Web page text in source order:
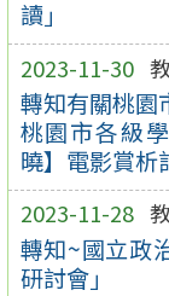
讀」
2023-11-30
轉知有關桃園
桃園市各級
曉】電影賞析
2023-11-28
轉知~國立政
研討會」